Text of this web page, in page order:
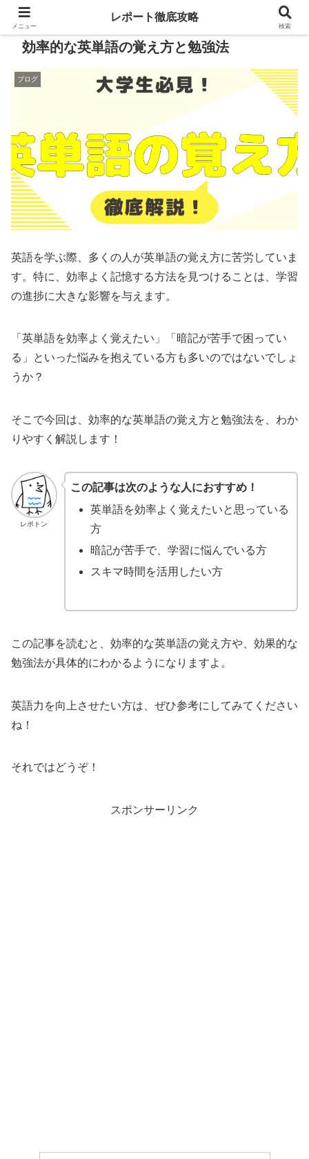
効率的な英単語の覚え方と勉強法
ブログ
英語を学ぶ際、多くの人が英単語の覚え方に苦労していま
す。特に、効率よく記憶する方法を見つけることは、学習
の進捗に大きな影響を与えます。
「英単語を効率よく覚えたい」「暗記が苦手で困ってい
る」といった悩みを抱えている方も多いのではないでしょ
うか？
そこで今回は、効率的な英単語の覚え方と勉強法を、わか
りやすく解説します！
レポトン
この記事は次のような人におすすめ！
英単語を効率よく覚えたいと思っている
方
暗記が苦手で、学習に悩んでいる方
スキマ時間を活用したい方
この記事を読むと、効率的な英単語の覚え方や、効果的な
勉強法が具体的にわかるようになりますよ。
英語力を向上させたい方は、ぜひ参考にしてみてください
ね！
それではどうぞ！
スポンサーリンク
メニュー
レポート徹底攻略
検索